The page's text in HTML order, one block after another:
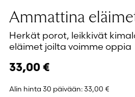
Ammattina
Herkät porot, leikkivät
eläimet joilta voimme oppia
33,00 €
Alin hinta 30 päivään: 33,00 €